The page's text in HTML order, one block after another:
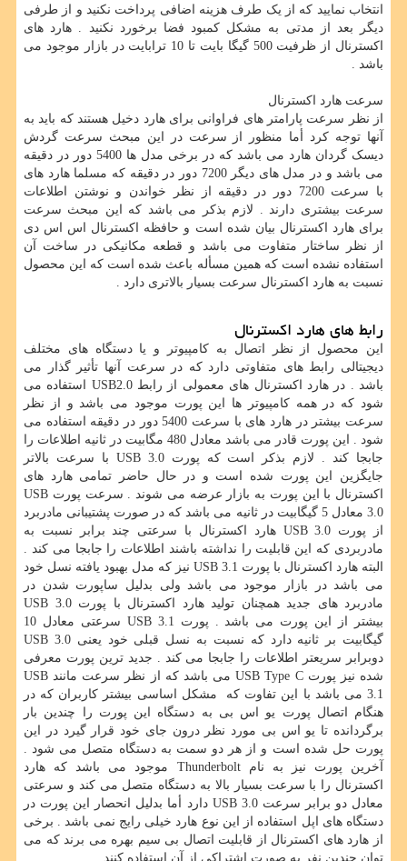
انتخاب نمایید که از یک طرف هزینه اضافی پرداخت نکنید و از طرفی
دیگر بعد از مدتی به مشکل کمبود فضا برخورد نکنید . هارد های
اکسترنال از ظرفیت 500 گیگا بایت تا 10 ترابایت در بازار موجود می
باشد .
سرعت هارد اکسترنال
از نظر سرعت پارامتر های فراوانی برای هارد دخیل هستند که باید به
آنها توجه کرد أما منظور از سرعت در این مبحث سرعت گردش
دیسک گردان هارد می باشد که در برخی مدل ها 5400 دور در دقیقه
می باشد و در مدل های دیگر 7200 دور در دقیقه که مسلما هارد های
با سرعت 7200 دور در دقیقه از نظر خواندن و نوشتن اطلاعات
سرعت بیشتری دارند . لازم بذکر می باشد که این مبحث سرعت
برای هارد اکسترنال بیان شده است و حافظه اکسترنال اس اس دی
از نظر ساختار متفاوت می باشد و قطعه مکانیکی در ساخت آن
استفاده نشده است که همین مسأله باعث شده است که این محصول
نسبت به هارد اکسترنال سرعت بسیار بالاتری دارد .
رابط های هارد اکسترنال
این محصول از نظر اتصال به کامپیوتر و یا دستگاه های مختلف
دیجیتالی رابط های متفاوتی دارد که در سرعت آنها تأثیر گذار می
باشد . در هارد اکسترنال های معمولی از رابط USB2.0 استفاده می
شود که در همه کامپیوتر ها این پورت موجود می باشد و از نظر
سرعت بیشتر در هارد های با سرعت 5400 دور در دقیقه استفاده می
شود . این پورت قادر می باشد معادل 480 مگابیت در ثانیه اطلاعات را
جابجا کند . لازم بذکر است که پورت USB 3.0 با سرعت بالاتر
جایگزین این پورت شده است و در حال حاضر تمامی هارد های
اکسترنال با این پورت به بازار عرضه می شوند . سرعت پورت USB
3.0 معادل 5 گیگابیت در ثانیه می باشد که در صورت پشتیبانی مادربرد
از پورت USB 3.0 هارد اکسترنال با سرعتی چند برابر نسبت به
مادربردی که این قابلیت را نداشته باشند اطلاعات را جابجا می کند .
البته هارد اکسترنال با پورت USB 3.1 نیز که مدل بهبود یافته نسل خود
می باشد در بازار موجود می باشد ولی بدلیل ساپورت شدن در
مادربرد های جدید همچنان تولید هارد اکسترنال با پورت USB 3.0
بیشتر از این پورت می باشد . پورت USB 3.1 سرعتی معادل 10
گیگابیت بر ثانیه دارد که نسبت به نسل قبلی خود یعنی USB 3.0
دوبرابر سریعتر اطلاعات را جابجا می کند . جدید ترین پورت معرفی
شده نیز پورت USB Type C می باشد که از نظر سرعت مانند USB
3.1 می باشد با این تفاوت که مشکل اساسی بیشتر کاربران که در
هنگام اتصال پورت یو اس بی به دستگاه این پورت را چندین بار
برگردانده تا یو اس بی مورد نظر درون جای خود قرار گیرد در این
پورت حل شده است و از هر دو سمت به دستگاه متصل می شود .
آخرین پورت نیز به نام Thunderbolt موجود می باشد که هارد
اکسترنال را با سرعت بسیار بالا به دستگاه متصل می کند و سرعتی
معادل دو برابر سرعت USB 3.0 دارد أما بدلیل انحصار این پورت در
دستگاه های اپل استفاده از این نوع هارد خیلی رایج نمی باشد . برخی
از هارد های اکسترنال از قابلیت اتصال بی سیم بهره می برند که می
توان چندین نفر به صورت اشتراکی از آن استفاده کنند .